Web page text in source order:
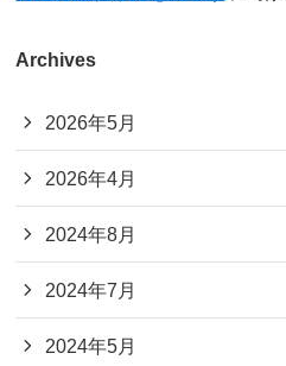
Archives
2026年5月
2026年4月
2024年8月
2024年7月
2024年5月